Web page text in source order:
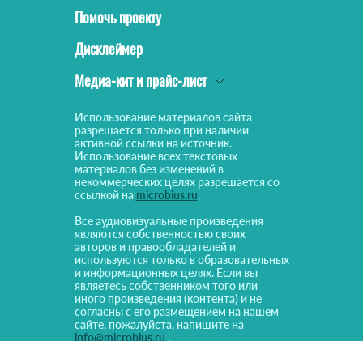
Помочь проекту
Дисклеймер
Медиа-кит и прайс-лист
Использование материалов сайта
разрешается только при наличии
активной ссылки на источник.
Использование всех текстовых
материалов без изменений в
некоммерческих целях разрешается со
ссылкой на microbius.ru.
Все аудиовизуальные произведения
являются собственностью своих
авторов и правообладателей и
используются только в образовательных
и информационных целях. Если вы
являетесь собственником того или
иного произведения (контента) и не
согласны с его размещением на нашем
сайте, пожалуйста, напишите на
info@microbius.ru .